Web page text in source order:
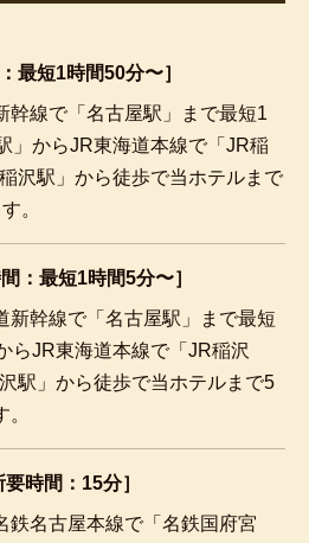
最短1時間50分〜］
幹線で「名古屋駅」まで最短1
」からJR東海道本線で「JR稲
沢駅」から徒歩で当ホテルまで
。
：最短1時間5分〜］
新幹線で「名古屋駅」まで最短
らJR東海道本線で「JR稲沢
駅」から徒歩で当ホテルまで5
時間：15分］
鉄名古屋本線で「名鉄国府宮